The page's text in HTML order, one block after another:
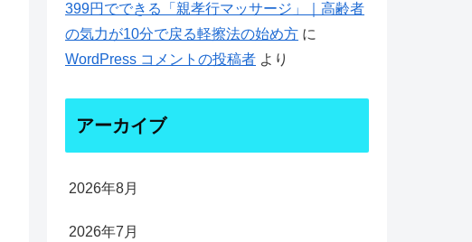
399円でできる「親孝行マッサージ」｜高齢者
の気力が10分で戻る軽擦法の始め方 に
WordPress コメントの投稿者 より
アーカイブ
2026年8月
2026年7月